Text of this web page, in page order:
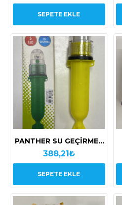
SEPETE EKLE
PANTHER SU GEÇİRMEZ
BALIKÇI FENERİ 5 LED
388,21₺
SEPETE EKLE